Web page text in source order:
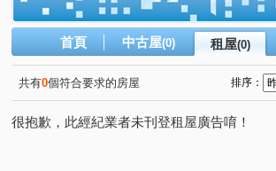
首頁 中古屋(0) 租屋(0)
共有0個符合要求的房屋 排序：
很抱歉，此經紀業者未刊登租屋廣告唷！